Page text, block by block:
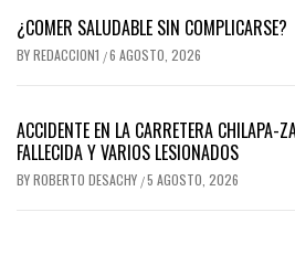
¿COMER SALUDABLE SIN COMPLICARSE?
BYREDACCION1 /6 AGOSTO, 2026
ACCIDENTE EN LA CARRETERA CHILAPA-
FALLECIDA Y VARIOS LESIONADOS
BYROBERTO DESACHY /5 AGOSTO, 2026